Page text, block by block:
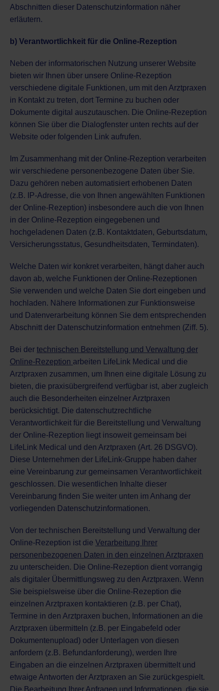
Abschnitten dieser Datenschutzinformation näher
erläutern.
b) Verantwortlichkeit für die Online-Rezeption
Neben der informatorischen Nutzung unserer Website
bieten wir Ihnen über unsere Online-Rezeption
verschiedene digitale Funktionen, um mit den Arztpraxen
in Kontakt zu treten, dort Termine zu buchen oder
Dokumente digital auszutauschen. Die Online-Rezeption
können Sie über die Dialogfenster unten rechts auf der
Website oder folgenden Link aufrufen.
Im Zusammenhang mit der Online-Rezeption verarbeiten
wir verschiedene personenbezogene Daten über Sie.
Dazu gehören neben automatisiert erhobenen Daten
(z.B. IP-Adresse, die von Ihnen angewählten Funktionen
der Online-Rezeption) insbesondere auch die von Ihnen
in der Online-Rezeption eingegebenen und
hochgeladenen Daten (z.B. Kontaktdaten, Geburtsdatum,
Versicherungsstatus, Gesundheitsdaten, Termindaten).
Welche Daten wir konkret verarbeiten, hängt daher auch
davon ab, welche Funktionen der Online-Rezeptionen
Sie verwenden und welche Daten Sie dort eingeben und
hochladen. Nähere Informationen zur Funktionsweise
und Datenverarbeitung können Sie dem entsprechenden
Abschnitt der Datenschutzinformation entnehmen (Ziff. 5).
Bei der technischen Bereitstellung und Verwaltung der
Online-Rezeption arbeiten LifeLink Medical und die
Arztpraxen zusammen, um Ihnen eine digitale Lösung zu
bieten, die praxisübergreifend verfügbar ist, aber zugleich
auch die Besonderheiten einzelner Arztpraxen
berücksichtigt. Die datenschutzrechtliche
Verantwortlichkeit für die Bereitstellung und Verwaltung
der Online-Rezeption liegt insoweit gemeinsam bei
LifeLink Medical und den Arztpraxen (Art. 26 DSGVO).
Diese Unternehmen der LifeLink-Gruppe haben daher
eine Vereinbarung zur gemeinsamen Verantwortlichkeit
geschlossen. Die wesentlichen Inhalte dieser
Vereinbarung finden Sie weiter unten im Anhang der
vorliegenden Datenschutzinformationen.
Von der technischen Bereitstellung und Verwaltung der
Online-Rezeption ist die Verarbeitung Ihrer
personenbezogenen Daten in den einzelnen Arztpraxen
zu unterscheiden. Die Online-Rezeption dient vorrangig
als digitaler Übermittlungsweg zu den Arztpraxen. Wenn
Sie beispielsweise über die Online-Rezeption die
einzelnen Arztpraxen kontaktieren (z.B. per Chat),
Termine in den Arztpraxen buchen, Informationen an die
Arztpraxen übermitteln (z.B. per Eingabefeld oder
Dokumentenupload) oder Unterlagen von diesen
anfordern (z.B. Befundanforderung), werden Ihre
Eingaben an die einzelnen Arztpraxen übermittelt und
etwaige Antworten der Arztpraxen an Sie zurückgespielt.